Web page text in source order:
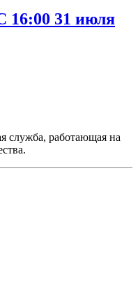
16:00 31 июля
служба, работающая на